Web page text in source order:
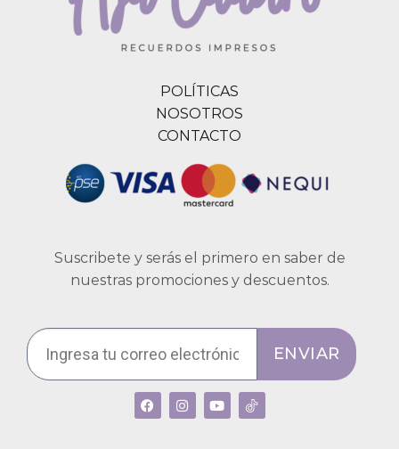
POLÍTICAS
NOSOTROS
CONTACTO
Suscribete y serás el primero en saber de
nuestras promociones y descuentos.
ENVIAR